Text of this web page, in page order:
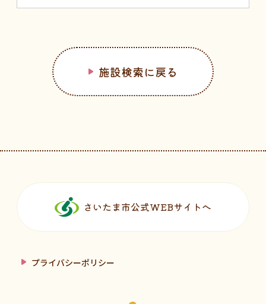
施設検索に戻る
さいたま市公式WEBサイトへ
プライバシーポリシー